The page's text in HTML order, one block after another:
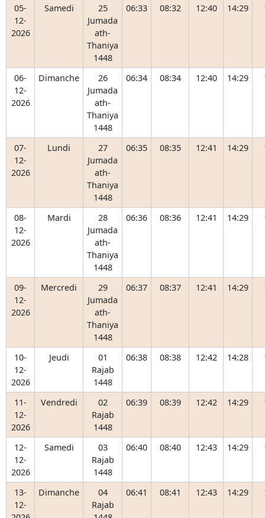
05-
12-
2026
Samedi
25
Jumada
ath-
Thaniya
1448
06:33 08:32 12:40 14:29
06-
12-
2026
Dimanche
26
Jumada
ath-
Thaniya
1448
06:34 08:34 12:40 14:29
07-
12-
2026
Lundi
27
Jumada
ath-
Thaniya
1448
06:35 08:35 12:41 14:29
08-
12-
2026
Mardi
28
Jumada
ath-
Thaniya
1448
06:36 08:36 12:41 14:29
09-
12-
2026
Mercredi
29
Jumada
ath-
Thaniya
1448
06:37 08:37 12:41 14:29
10-
12-
2026
Jeudi
01
Rajab
1448
06:38 08:38 12:42 14:28
11-
12-
2026
Vendredi
02
Rajab
1448
06:39 08:39 12:42 14:29
12-
12-
2026
Samedi
03
Rajab
1448
06:40 08:40 12:43 14:29
13-
12-
Dimanche
04
Rajab
06:41 08:41 12:43 14:29